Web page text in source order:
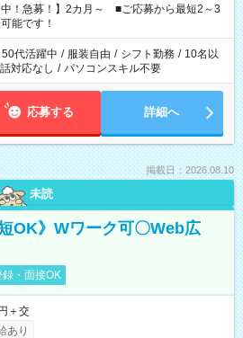
を教えてくださいね。 ※Wワーク希望
事で希望する勤務時間と、もう1つのお仕事
で週40時間を超える場合は応募できません。
中！急募！】2カ月～ ■ご応募から最短2～3
能です！
代活躍中 / 服装自由 / シフト勤務 / 10名以
対応なし / パソコンスキル不要
応募する 詳細へ
掲載日：2026.08.10
未読
OK》Wワーク可〇Web広
録・面接OK
＋交
あり